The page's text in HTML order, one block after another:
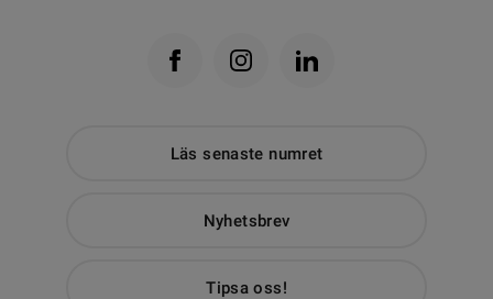
Läs senaste numret
Nyhetsbrev
Tipsa oss!